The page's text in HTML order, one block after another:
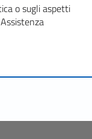
o sugli aspetti